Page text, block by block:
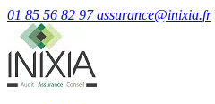
01 85 56 82 97 assurance@inixia.fr